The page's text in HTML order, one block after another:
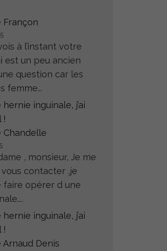
Françon
à l’instant votre
est un peu ancien
question car les
femme...
hernie inguinale, j’ai
!
Chandelle
, monsieur, Je me
contacter ,je
faire opérer d une
hernie inguinale, j’ai
!
Denis